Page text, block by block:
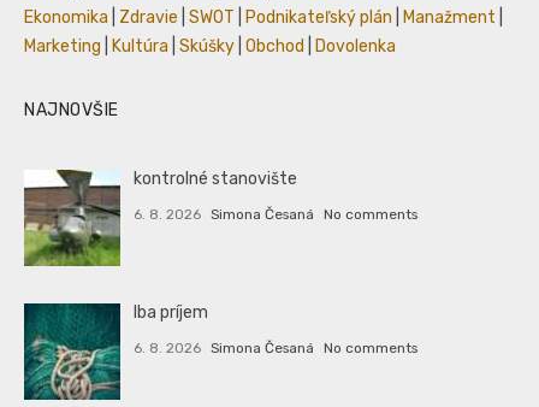
Ekonomika
Zdravie SWOT Podnikateľský plán Manažment
Marketing
Kultúra Skúšky Obchod Dovolenka
NAJNOVŠIE
kontrolné stanovište
6. 8. 2026 Simona Česaná No comments
Iba príjem
6. 8. 2026 Simona Česaná No comments